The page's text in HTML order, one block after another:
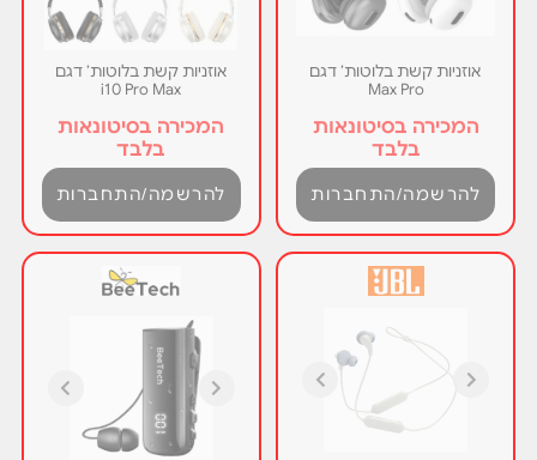
אוזניות קשת בלוטות’ דגם
Max Pro
המכירה בסיטונאות
בלבד
להרשמה/התחברות
אוזניות קשת בלוטות’ דגם
i10 Pro Max
המכירה בסיטונאות
בלבד
להרשמה/התחברות